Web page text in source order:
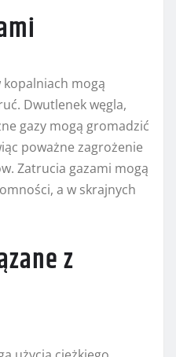
kopalniach mogą
Dwutlenek węgla,
gazy mogą gromadzić
poważne zagrożenie
Zatrucia gazami mogą
a w skrajnych
z